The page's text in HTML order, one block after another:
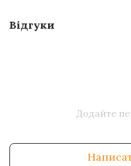
Відгуки
Додайте